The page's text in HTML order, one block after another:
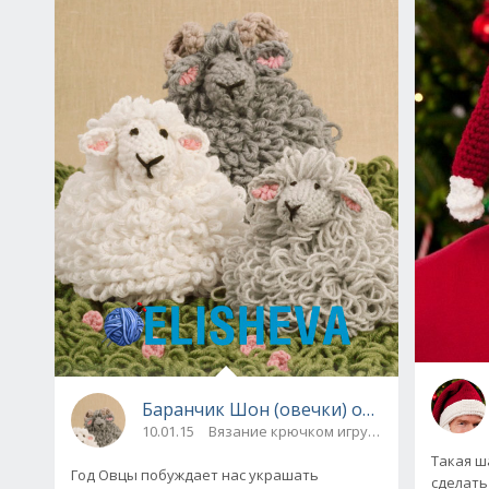
Баранчик Шон (овечки) от Drops
10.01.15 Вязание крючком игрушек, безделушек
Год Овцы побуждает нас украшать
Такая